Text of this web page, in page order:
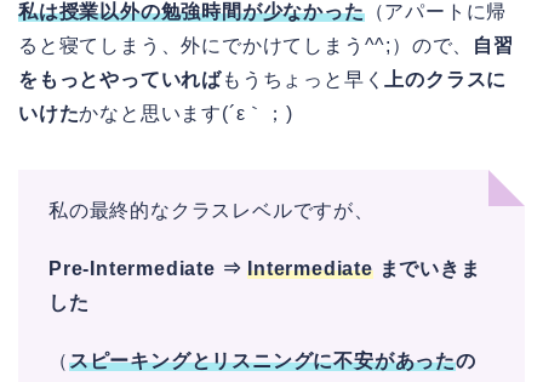
私は授業以外の勉強時間が少なかった（アパートに帰
ると寝てしまう、外にでかけてしまう^^;）ので、
自習
をもっとやっていればもうちょっと早く
上のクラスに
いけたかなと思います(´ε｀；)
私の最終的なクラスレベルですが、
Pre-Intermediate ⇒Intermediateまでいきま
した
（スピーキングとリスニングに不安があったの